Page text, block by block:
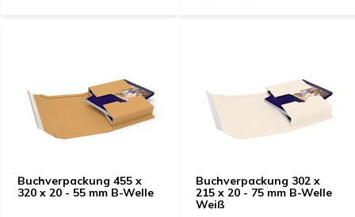
Buchverpackung 455 x
320 x 20 - 55 mm B-Welle
Buchverpackung 302 x
215 x 20 - 75 mm B-Welle
Weiß